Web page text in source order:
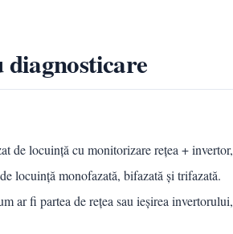
de locuință cu monitorizare rețea +
locuință monofazată, bifazată și trifazată.
ar fi partea de rețea sau ieșirea